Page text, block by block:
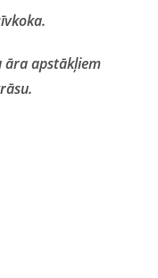
īvkoka.
āra apstākļiem